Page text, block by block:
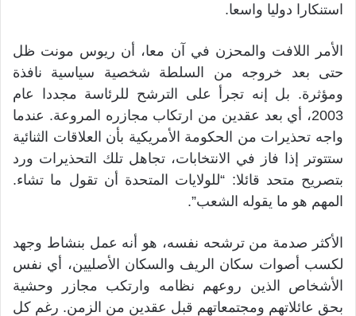
استنكارا دوليا واسعا.
الأمر اللافت والمحزن في آن معا، أن ريوس مونت ظل
حتى بعد خروجه من السلطة شخصية سياسية نافذة
ومؤثرة. بل إنه تجرأ على الترشح للرئاسة مجددا عام
2003، أي بعد عقدين من ارتكاب مجازره المروعة. عندما
واجه تحذيرات من الحكومة الأمريكية بأن العلاقات الثنائية
ستتوتر إذا فاز في الانتخابات، تجاهل تلك التحذيرات ورد
بتصريح متحد قائلا: “للولايات المتحدة أن تقول ما تشاء.
المهم هو ما يقوله الشعب”.
الأكثر صدمة من ترشحه نفسه، هو أنه عمل بنشاط وجهد
لكسب أصوات سكان الريف والسكان الأصليين، أي نفس
الأشخاص الذين روعهم نظامه وارتكب مجازر وحشية
بحق عائلاتهم ومجتمعاتهم قبل عقدين من الزمن. رغم كل